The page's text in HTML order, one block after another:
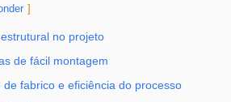
no projeto
de fácil montagem
de fabrico e eficiência do processo